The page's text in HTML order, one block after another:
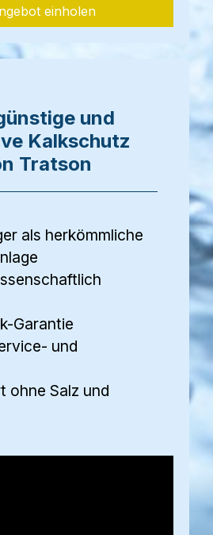
einholen
und
Kalkschutz
Tratson
als herkömmliche
Garantie
und
ohne Salz und